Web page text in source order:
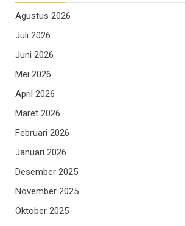
Agustus 2026
Juli 2026
Juni 2026
Mei 2026
April 2026
Maret 2026
Februari 2026
Januari 2026
Desember 2025
November 2025
Oktober 2025